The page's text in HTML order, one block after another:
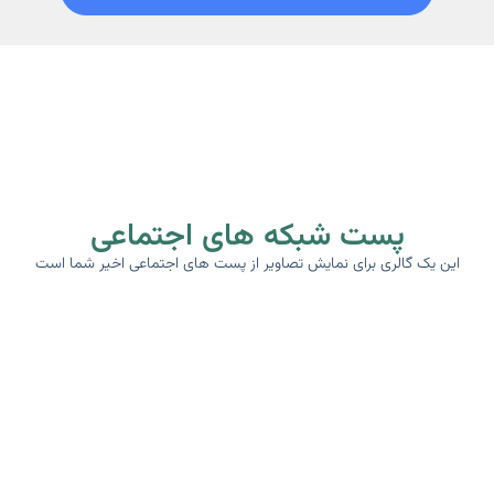
پست شبکه های اجتماعی
این یک گالری برای نمایش تصاویر از پست های اجتماعی اخیر شما است